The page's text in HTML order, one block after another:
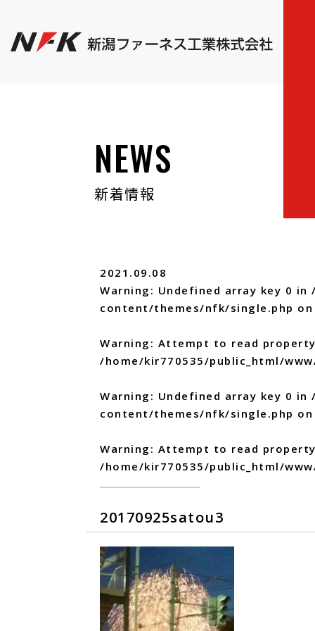
NEWS
新着情報
2021.09.08
Warning : Undefined array key 0 in
content/themes/nfk/single.php
Warning : Attempt to read
/home/kir770535/public_html/
Warning : Undefined array key 0 in
content/themes/nfk/single.php
Warning : Attempt to read
/home/kir770535/public_html/
20170925satou3